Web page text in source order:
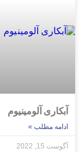
آبکاری آلومینیوم
ادامه مطلب »
آگوست 15, 2022